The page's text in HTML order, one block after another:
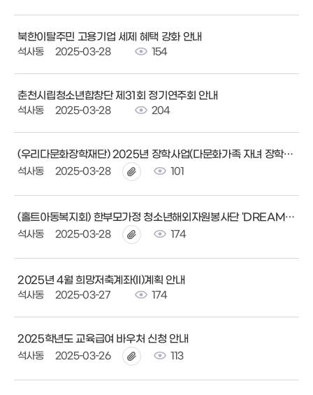
북한이탈주민 고용기업 세제 혜택 강화 안내
석사동 2025-03-28 154
춘천시립청소년합창단 제31회 정기연주회 안내
석사동 2025-03-28 204
(우리다문화장학재단) 2025년 장학사업(다문화가족 자녀 장학금) 안내
석사동 2025-03-28 101
(홀트아동복지회) 한부모가정 청소년해외자원봉사단 'DREAM TEENS' 신청 안내'
석사동 2025-03-28 174
2025년 4월 희망저축계좌(II)계획 안내
석사동 2025-03-27 174
2025학년도 교육급여 바우처 신청 안내
석사동 2025-03-26 113